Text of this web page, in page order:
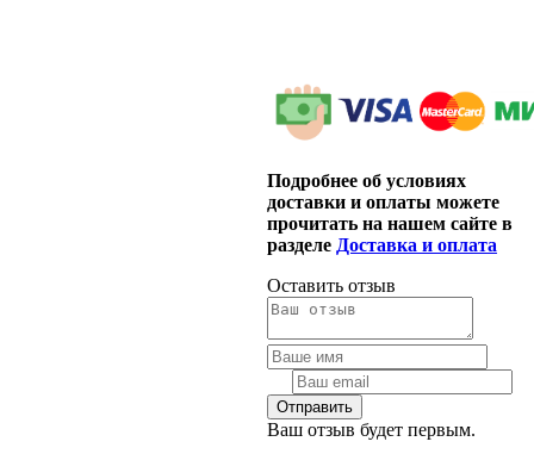
Подробнее об условиях
доставки и оплаты можете
прочитать на нашем сайте в
разделе Доставка и оплата
Оставить отзыв
Ваш отзыв будет первым.